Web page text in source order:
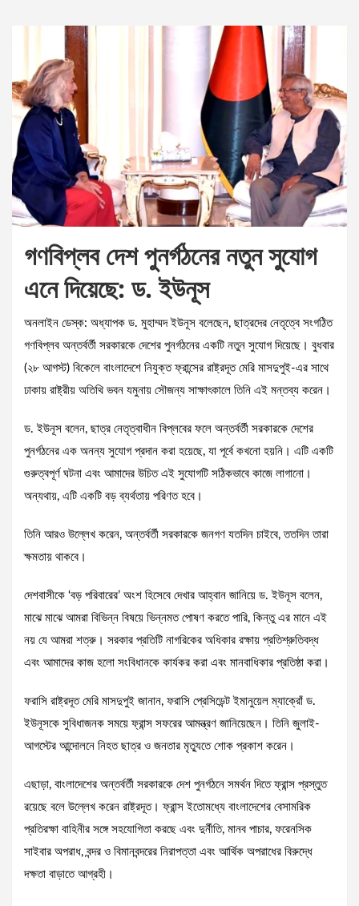
গণবিপ্লব দেশ পুনর্গঠনের নতুন সুযোগ
এনে দিয়েছে: ড. ইউনূস
অনলাইন ডেস্ক: অধ্যাপক ড. মুহাম্মদ ইউনূস বলেছেন, ছাত্রদের নেতৃত্বে সংগঠিত
গণবিপ্লব অন্তর্বর্তী সরকারকে দেশের পুনর্গঠনের একটি নতুন সুযোগ দিয়েছে। বুধবার
(২৮ আগস্ট) বিকেলে বাংলাদেশে নিযুক্ত ফ্রান্সের রাষ্ট্রদূত মেরি মাসদুপুই-এর সাথে
ঢাকায় রাষ্ট্রীয় অতিথি ভবন যমুনায় সৌজন্য সাক্ষাৎকালে তিনি এই মন্তব্য করেন।
ড. ইউনূস বলেন, ছাত্র নেতৃত্বাধীন বিপ্লবের ফলে অন্তর্বর্তী সরকারকে দেশের
পুনর্গঠনের এক অনন্য সুযোগ প্রদান করা হয়েছে, যা পূর্বে কখনো হয়নি। এটি একটি
গুরুত্বপূর্ণ ঘটনা এবং আমাদের উচিত এই সুযোগটি সঠিকভাবে কাজে লাগানো।
অন্যথায়, এটি একটি বড় ব্যর্থতায় পরিণত হবে।
তিনি আরও উল্লেখ করেন, অন্তর্বর্তী সরকারকে জনগণ যতদিন চাইবে, ততদিন তারা
ক্ষমতায় থাকবে।
দেশবাসীকে ‘বড় পরিবারের’ অংশ হিসেবে দেখার আহ্বান জানিয়ে ড. ইউনূস বলেন,
মাঝে মাঝে আমরা বিভিন্ন বিষয়ে ভিন্নমত পোষণ করতে পারি, কিন্তু এর মানে এই
নয় যে আমরা শত্রু। সরকার প্রতিটি নাগরিকের অধিকার রক্ষায় প্রতিশ্রুতিবদ্ধ
এবং আমাদের কাজ হলো সংবিধানকে কার্যকর করা এবং মানবাধিকার প্রতিষ্ঠা করা।
ফরাসি রাষ্ট্রদূত মেরি মাসদুপুই জানান, ফরাসি প্রেসিডেন্ট ইমানুয়েল ম্যাক্রোঁ ড.
ইউনূসকে সুবিধাজনক সময়ে ফ্রান্স সফরের আমন্ত্রণ জানিয়েছেন। তিনি জুলাই-
আগস্টের আন্দোলনে নিহত ছাত্র ও জনতার মৃত্যুতে শোক প্রকাশ করেন।
এছাড়া, বাংলাদেশের অন্তর্বর্তী সরকারকে দেশ পুনর্গঠনে সমর্থন দিতে ফ্রান্স প্রস্তুত
রয়েছে বলে উল্লেখ করেন রাষ্ট্রদূত। ফ্রান্স ইতোমধ্যে বাংলাদেশের বেসামরিক
প্রতিরক্ষা বাহিনীর সঙ্গে সহযোগিতা করছে এবং দুর্নীতি, মানব পাচার, ফরেনসিক
সাইবার অপরাধ, বন্দর ও বিমানবন্দরের নিরাপত্তা এবং আর্থিক অপরাধের বিরুদ্ধে
দক্ষতা বাড়াতে আগ্রহী।